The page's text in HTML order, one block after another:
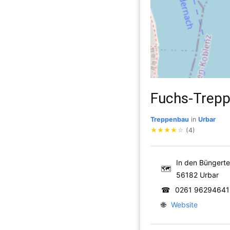
Fuchs-
Treppenbau in Urbar
★★★★ ☆ (4)
🗺
In den
56182 Urbar
☎ 0261 96294641
🌐 Website